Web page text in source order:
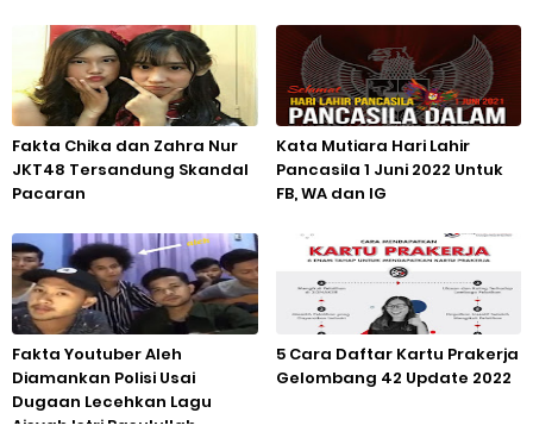
Fakta Chika dan Zahra Nur
JKT48 Tersandung Skandal
Pacaran
Kata Mutiara Hari Lahir
Pancasila 1 Juni 2022 Untuk
FB, WA dan IG
Fakta Youtuber Aleh
Diamankan Polisi Usai
Dugaan Lecehkan Lagu
Aisyah Istri Rasulullah
5 Cara Daftar Kartu Prakerja
Gelombang 42 Update 2022